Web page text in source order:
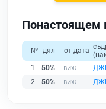
Понастоящем
№ дял от дата
1
50%
2
50%